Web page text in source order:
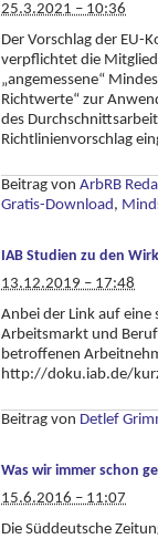
25.3.2021 – 10:36
Der Vorschlag der EU-
verpflichtet die
„angemessene“
Richtwerte“ zur
des
Richtlinienvorschlag
Beitrag von ArbRB
Gratis-Download ,
IAB Studien zu den
13.12.2019 – 17:48
Anbei der Link auf
Arbeitsmarkt und
betroffenen
http://doku.iab.de/
Beitrag von Detlef
Was wir immer schon
15.6.2016 – 11:07
Die Süddeutsche